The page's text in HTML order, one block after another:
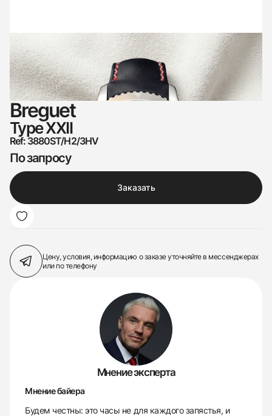
Breguet
Type XXII
Ref: 3880ST/H2/3HV
По запросу
Заказать
Цену, условия, информацию о заказеуточняйте в мессенджерах
или по телефону
Мнение эксперта
Мнение байера
Будем честны: это часы не для каждого запястья, и